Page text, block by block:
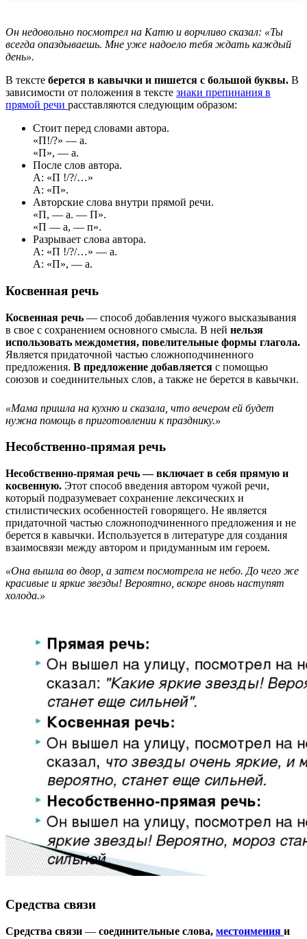
Он недовольно посмотрел на Катю и ворчливо сказал: «Ты
всегда опаздываешь. Мне уже надоело тебя ждать каждый
день».
В тексте берется в кавычки и пишется с большой буквы. В
зависимости от положения в тексте знаки препинания в
прямой речи расставляются следующим образом:
Стоит перед словами автора.
«П!/?» — а.
«П», — а.
После слов автора.
А: «П !/?/…»
А: «П».
Авторские слова внутри прямой речи.
«П, — а. — П».
«П — а, — п».
Разрывает слова автора.
А: «П !/?/…» — а.
А: «П», — а.
Косвенная речь
Косвенная речь — способ добавления чужого высказывания
в свое с сохранением основного смысла. В ней нельзя
использовать междометия, повелительные формы глагола.
Является придаточной частью сложноподчиненного
предложения. В предложение добавляется с помощью
союзов и соединительных слов, а также не берется в кавычки.
«Мама пришла на кухню и сказала, что вечером ей будет
нужна помощь в приготовлении к празднику.»
Несобственно-прямая речь
Несобственно-прямая речь — включает в себя прямую и
косвенную. Этот способ введения автором чужой речи,
который подразумевает сохранение лексических и
стилистических особенностей говорящего. Не является
придаточной частью сложноподчиненного предложения и не
берется в кавычки. Используется в литературе для создания
взаимосвязи между автором и придуманным им героем.
«Она вышла во двор, а затем посмотрела не небо. До чего же
красивые и яркие звезды! Вероятно, вскоре вновь наступят
холода.»
Средства связи
Средства связи — соединительные слова, местоимения и